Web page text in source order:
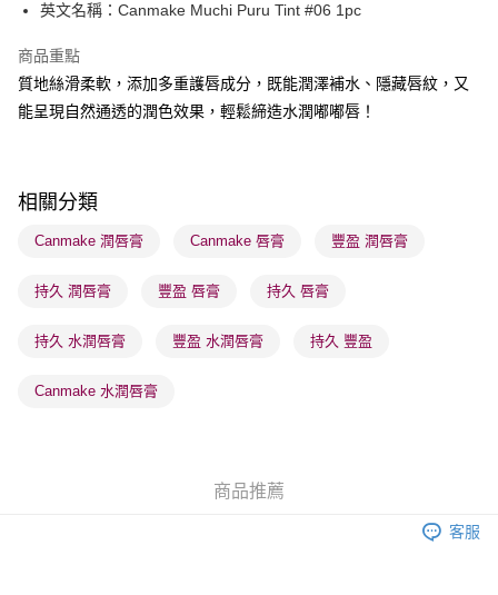
WeChat Pay
BoC Pay
送貨方式
每筆HK$65.00，滿HK$300.00或以上免運費
確認發貨後1-3 工作天送達，訂單將隨機分配至SF順豐速運或京東
每筆HK$65.00，滿HK$300.00或以上免運費
(香港門市) 只顯示可選門市。確認發貨後2-5個工作天到店，3天內
(澳門門市) 只顯示可選門市。確認發貨後2-5個工作天到店，3天內
英文名稱：Canmake Muchi Puru Tint #06 1pc
商品重點
質地絲滑柔軟，添加多重護唇成分，既能潤澤補水、隱藏唇紋，又
能呈現自然通透的潤色效果，輕鬆締造水潤嘟嘟唇！
相關分類
Canmake 潤唇膏 Canmake 唇膏 豐盈 潤唇膏
持久 潤唇膏 豐盈 唇膏 持久 唇膏
持久 水潤唇膏 豐盈 水潤唇膏 持久 豐盈
Canmake 水潤唇膏
商品推薦
客服